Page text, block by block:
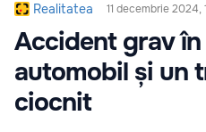
Realitatea 11 decembrie 2024,
Accident grav în
automobil și un
ciocnit